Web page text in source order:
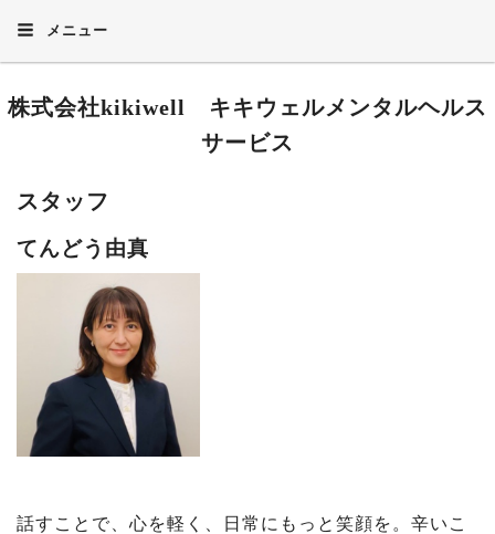
メニュー
株式会社kikiwell キキウェルメンタルヘルス
サービス
スタッフ
てんどう由真
話すことで、心を軽く、日常にもっと笑顔を。辛いこ